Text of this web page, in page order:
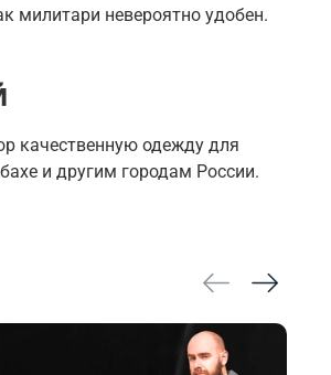
милитари невероятно удобен.
качественную одежду для
и другим городам России.